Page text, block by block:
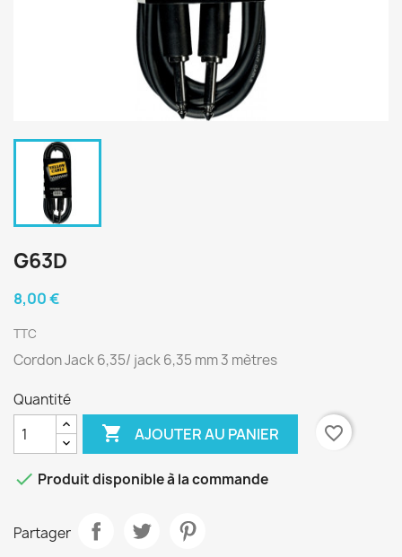
G63D
8,00 €
TTC
Cordon Jack 6,35/ jack 6,35 mm 3 mètres
Quantité
 AJOUTER AU PANIER favorite_border
 Produit disponible à la commande
Partager